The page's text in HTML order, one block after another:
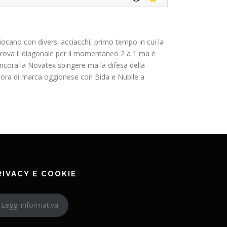
con diversi acciacchi, primo tempo in cui la
il diagonale per il momentaneo 2 a 1 ma è
la Novatex spingere ma la difesa della
di marca oggionese con Bida e Nubile a
E COOKIE
Leggi informativa